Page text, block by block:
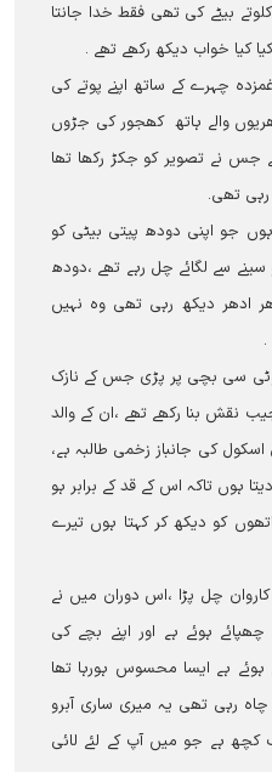
بیٹے کی تھی فقط خدا جانتا
کیا کیا خواب دیکھ رکھے تھے ۔
چہرے کے ساتھ اپنے پوتے کی
والے ہاتھ کھجور کی جڑوں
جس نے تصویر کو جکڑ رکھا تھا
تھی۔
جو اپنی دودھ پیتی بیٹی کو
سے لگائے چل رہے تھے ،دودھ
ادھر دیکھ رہی تھی وہ نہیں
سی بچی پر پڑی جس کے نازک
نقش بنا رکھے تھے ،ان کے والد
کی جانباز زخمی طالبہ ہے،
ہوں تاکہ اس کے قد کے برابر ہو
کو دیکھ کر کہتا ہوں تیرے
چل پڑا ،اس دوران میں نے
ہوئے ہے اور اپنے بچے کی
ہوئے ہے ایسا محسوس ہورہا تھا
رہی تھی یہ میری ساری آبرو
کچھ ہے جو میں آپ کے لئے لائی